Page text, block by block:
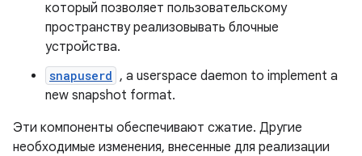
который позволяет пользовательскому
пространству реализовывать блочные
устройства.
snapuserd , a userspace daemon to implement a
new snapshot format.
Эти компоненты обеспечивают сжатие. Другие
необходимые изменения, внесенные для реализации